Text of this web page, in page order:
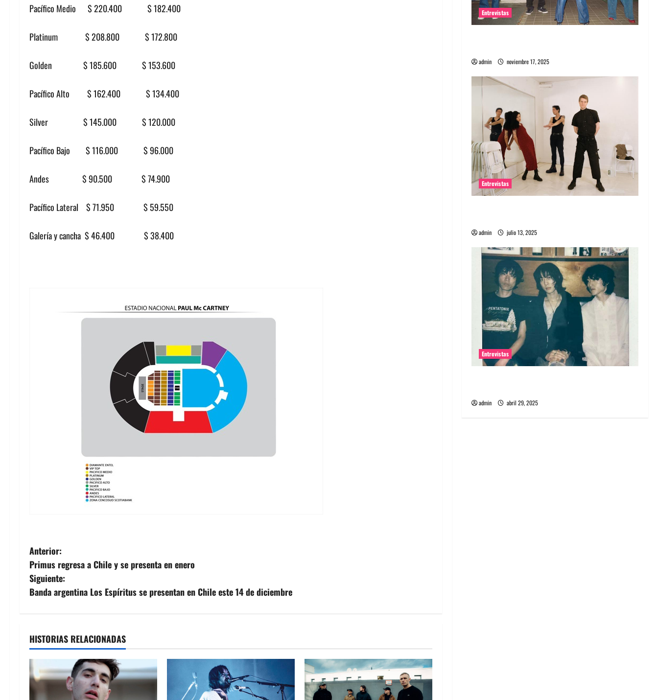
Pacífico Medio $ 220.400 $ 182.400
Platinum $ 208.800 $ 172.800
Golden $ 185.600 $ 153.600
Pacífico Alto $ 162.400 $ 134.400
Silver $ 145.000 $ 120.000
Pacífico Bajo $ 116.000 $ 96.000
Andes $ 90.500 $ 74.900
Pacífico Lateral $ 71.950 $ 59.550
Galería y cancha $ 46.400 $ 38.400
N
a
v
g
a
c
Anterior:
Primus regresa a Chile y se presenta en enero
Siguiente:
Banda argentina Los Espíritus se presentan en Chile este 14 de diciembre
HISTORIAS RELACIONADAS
Entrevistas
admin noviembre 17, 2025
Entrevistas
admin julio 13, 2025
Entrevistas
admin abril 29, 2025